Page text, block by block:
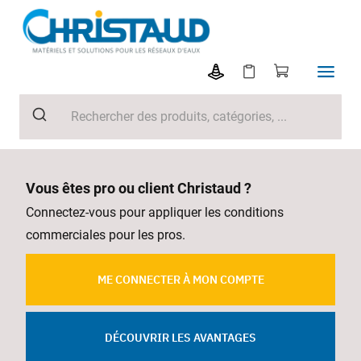
Vous êtes pro ou client Christaud ?
Connectez-vous pour appliquer les conditions
commerciales pour les pros.
ME CONNECTER À MON COMPTE
DÉCOUVRIR LES AVANTAGES